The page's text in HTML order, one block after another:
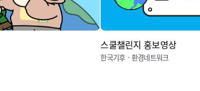
스쿨챌린지 홍보영상
한국기후ㆍ환경네트워크